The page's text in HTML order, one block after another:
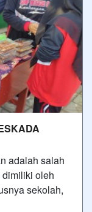
adalah salah
oleh
sekolah,